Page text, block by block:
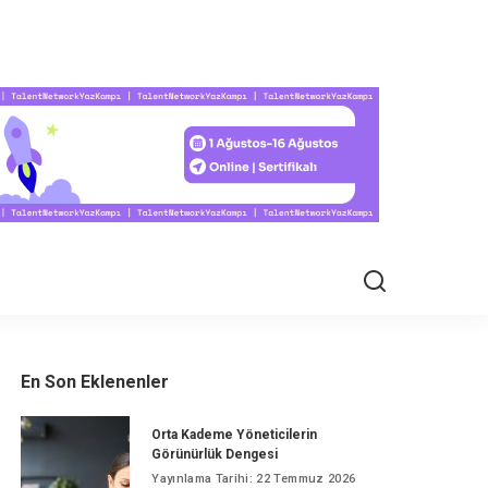
HAYAT
En Son Eklenenler
Orta Kademe Yöneticilerin
Görünürlük Dengesi
Yayınlama Tarihi: 22 Temmuz 2026